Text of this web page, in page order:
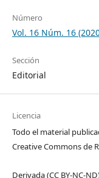
Número
Vol. 16 Núm. 16
Sección
Editorial
Licencia
Todo el material
Creative Commons de
Derivada (CC BY-NC-